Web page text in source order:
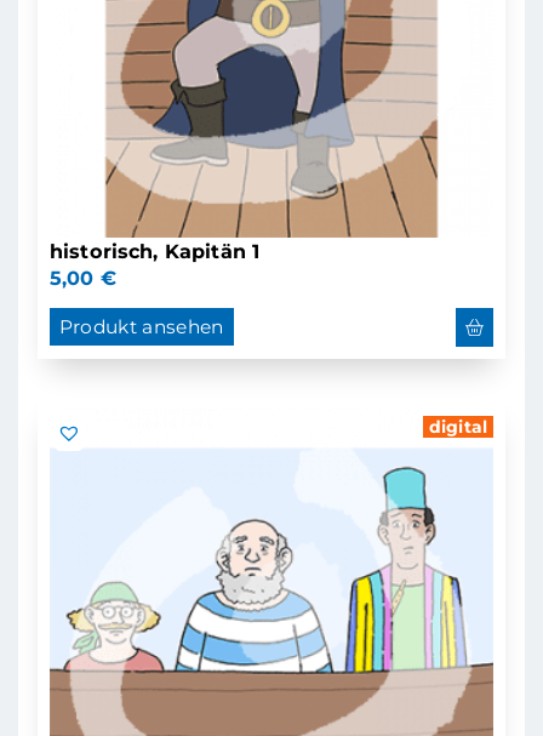
historisch, Kapitän 1
5,00 €
Produkt ansehen
digital